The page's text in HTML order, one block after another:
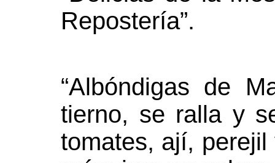
Repostería”.
“Albóndigas de
tierno, se ralla y
tomates, ají,